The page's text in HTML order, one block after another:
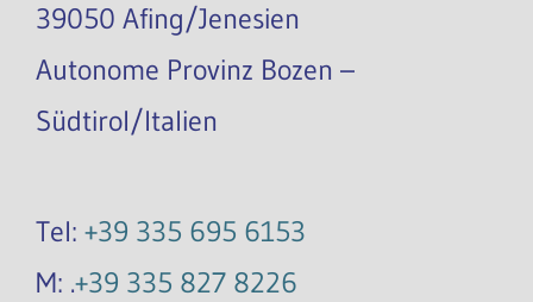
39050 Afing/Jenesien
Autonome Provinz Bozen –
Südtirol/Italien
Tel: +39 335 695 6153
M: .+39 335 827 8226